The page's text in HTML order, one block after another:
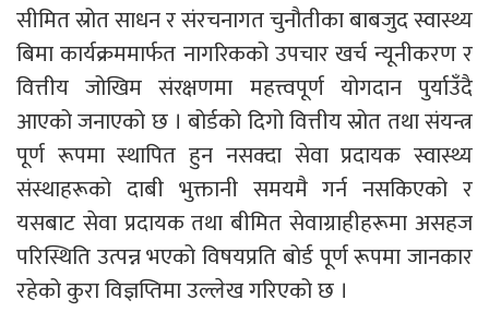
सीमित स्रोत साधन र संरचनागत चुनौतीका बाबजुद स्वास्थ्य
बिमा कार्यक्रममार्फत नागरिकको उपचार खर्च न्यूनीकरण र
वित्तीय जोखिम संरक्षणमा महत्त्वपूर्ण योगदान पुर्याउँदै
आएको जनाएको छ । बोर्डको दिगो वित्तीय स्रोत तथा संयन्त्र
पूर्ण रूपमा स्थापित हुन नसक्दा सेवा प्रदायक स्वास्थ्य
संस्थाहरूको दाबी भुक्तानी समयमै गर्न नसकिएको र
यसबाट सेवा प्रदायक तथा बीमित सेवाग्राहीहरूमा असहज
परिस्थिति उत्पन्न भएको विषयप्रति बोर्ड पूर्ण रूपमा जानकार
रहेको कुरा विज्ञप्तिमा उल्लेख गरिएको छ ।